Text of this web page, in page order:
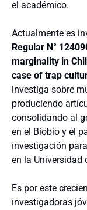
el académico.
Actualmente es
Regular N°
marginality in
case of trap
investiga sobre
produciendo
consolidando al
en el Biobío y el
investigación
en la Universidad
Es por este
investigadoras